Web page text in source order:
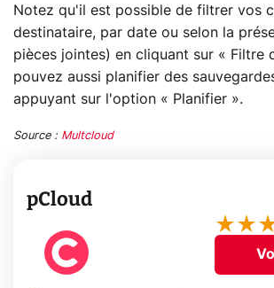
Notez qu'il est possible de filtrer vos
destinataire, par date ou selon la
pièces jointes) en cliquant sur « Filtre
pouvez aussi planifier des
appuyant sur l'option « Planifier ».
Source : Multcloud
pCloud